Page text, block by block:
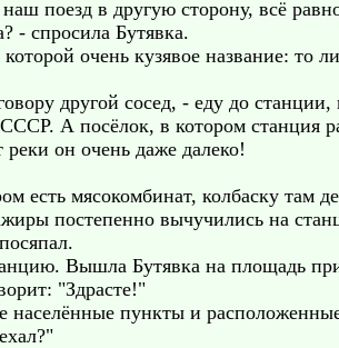
поезд в другую сторону, всё
- спросила Бутявка.
очень кузявое название: то
другой сосед, - еду до
А посёлок, в котором станция
он очень даже далеко!
есть мясокомбинат, колбаску там
постепенно вычучились на
Вышла Бутявка на площадь
"Здрасте!"
населённые пункты и